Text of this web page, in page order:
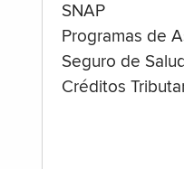
SNAP
Programas de
Seguro de Salud
Créditos